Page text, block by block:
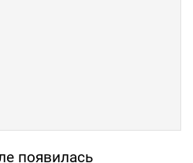
появилась